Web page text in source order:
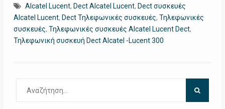
Alcatel Lucent, Dect Alcatel Lucent, Dect συσκευές
Alcatel Lucent, Dect Τηλεφωνικές συσκευές, Τηλεφωνικές
συσκευές, Τηλεφωνικές συσκευές Alcatel Lucent Dect,
Τηλεφωνική συσκευή Dect Alcatel -Lucent 300
για: